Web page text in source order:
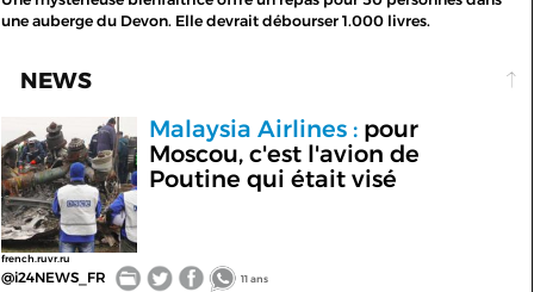
une auberge du Devon. Elle devrait débourser 1.000 livres.
NEWS
french.ruvr.ru
Malaysia Airlines :pour
Moscou, c'est l'avion de
Poutine qui était visé
@i24NEWS_FR 11 ans